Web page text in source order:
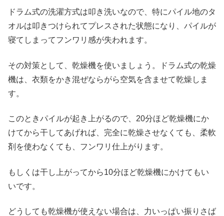
ドラム式の洗濯方式は叩き洗いなので、特にパイル地のタ
オルは叩きつけられてプレスされた状態になり、パイルが
寝てしまってフンワリ感が失われます。
その対策として、乾燥機を使いましょう。ドラム式の乾燥
機は、衣類をかき混ぜならがら空気を含ませて乾燥しま
す。
このときパイルが起き上がるので、20分ほど乾燥機にか
けてから干してあげれば、完全に乾燥させなくても、柔軟
剤を使わなくても、フンワリ仕上がります。
もしくは干し上がってから10分ほど乾燥機にかけてもい
いです。
どうしても乾燥機が使えない場合は、力いっぱい振りさば